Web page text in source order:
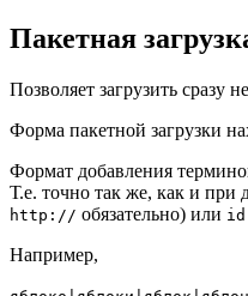
Пакетная
Позволяет загрузить
Форма пакетной загрузки
Формат добавления
Т.е. точно так же, как и при
http:// обязательно) или id
Например,